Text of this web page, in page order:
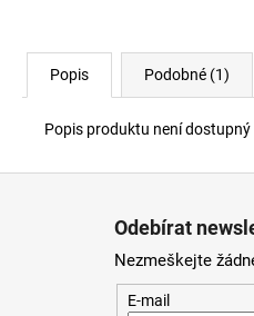
Popis Podobné (1)
Popis produktu není dostupný
Odebírat
Nezmeškejte
E-mail